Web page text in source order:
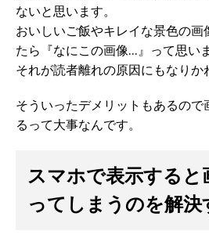
ないと思います。
おいしいご飯やキレイな景色の画
たら『なにこの画像…』って思い
それが読者離れの原因にもなりか
そういったデメリットもあるので
るって大事なんです。
スマホで表示すると
ってしまうのを解